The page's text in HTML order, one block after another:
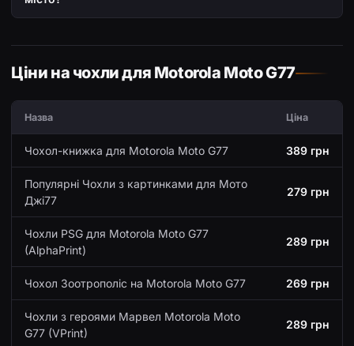
Ціни на чохли для Motorola Moto G77
Назва Ціна
Чохол-книжка для Motorola Moto G77 389 грн
Популярні Чохли з картинками для Мото
Джі77
279 грн
Чохли PSG для Motorola Moto G77
(AlphaPrint)
289 грн
Чохол Зоотрополіс на Motorola Moto G77 269 грн
Чохли з героями Марвел Motorola Moto
G77 (VPrint)
289 грн